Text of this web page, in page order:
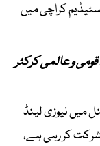
کو نیشنل اسٹیڈیم کراچی میں
و عالمی کرکٹر
میں نیوزی لینڈ
شرکت کر رہی ہے،